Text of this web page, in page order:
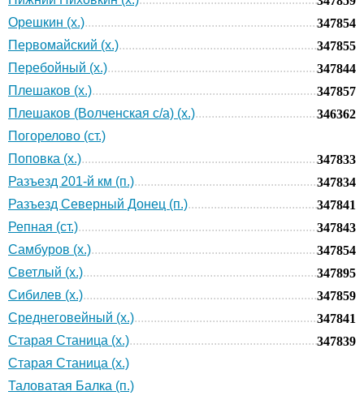
Орешкин (х.)
347854
Первомайский (х.)
347855
Перебойный (х.)
347844
Плешаков (х.)
347857
Плешаков (Волченская с/а) (х.)
346362
Погорелово (ст.)
Поповка (х.)
347833
Разъезд 201-й км (п.)
347834
Разъезд Северный Донец (п.)
347841
Репная (ст.)
347843
Самбуров (х.)
347854
Светлый (х.)
347895
Сибилев (х.)
347859
Среднеговейный (х.)
347841
Старая Станица (х.)
347839
Старая Станица (х.)
Таловатая Балка (п.)